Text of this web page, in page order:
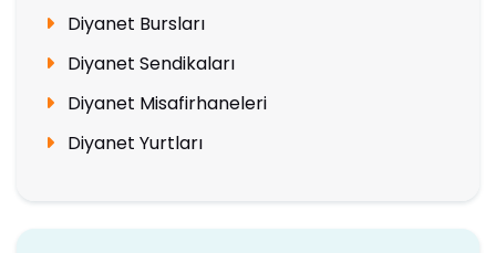
Diyanet Bursları
Diyanet Sendikaları
Diyanet Misafirhaneleri
Diyanet Yurtları